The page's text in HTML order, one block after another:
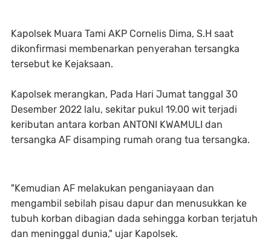
Kapolsek Muara Tami AKP Cornelis Dima, S.H saat
dikonfirmasi membenarkan penyerahan tersangka
tersebut ke Kejaksaan.
Kapolsek merangkan, Pada Hari Jumat tanggal 30
Desember 2022 lalu, sekitar pukul 19.00 wit terjadi
keributan antara korban ANTONI KWAMULI dan
tersangka AF disamping rumah orang tua tersangka.
"Kemudian AF melakukan penganiayaan dan
mengambil sebilah pisau dapur dan menusukkan ke
tubuh korban dibagian dada sehingga korban terjatuh
dan meninggal dunia," ujar Kapolsek.